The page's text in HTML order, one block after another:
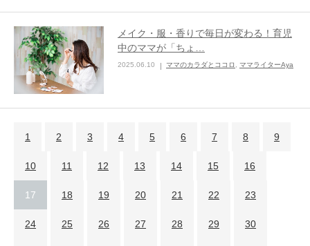
メイク・服・香りで毎日が変わる！育児
中のママが「ちょ…
2025.06.10 ママのカラダとココロ , ママライターAya
1 2 3 4 5 6 7 8 9
10 11 12 13 14 15 16
17 18 19 20 21 22 23
24 25 26 27 28 29 30